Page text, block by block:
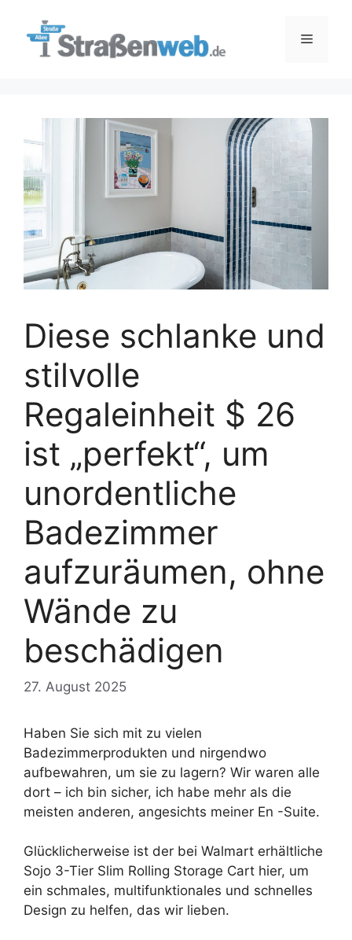
Menü
Diese schlanke und
stilvolle
Regaleinheit $ 26
ist „perfekt“, um
unordentliche
Badezimmer
aufzuräumen, ohne
Wände zu
beschädigen
27. August 2025
Haben Sie sich mit zu vielen
Badezimmerprodukten und nirgendwo
aufbewahren, um sie zu lagern? Wir waren alle
dort – ich bin sicher, ich habe mehr als die
meisten anderen, angesichts meiner En -Suite.
Glücklicherweise ist der bei Walmart erhältliche
Sojo 3-Tier Slim Rolling Storage Cart hier, um
ein schmales, multifunktionales und schnelles
Design zu helfen, das wir lieben.